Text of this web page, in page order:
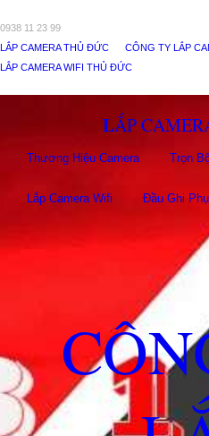
0938 11 23 99
LẮP CAMERA THỦ ĐỨC
CÔNG TY LẮP
LẮP CAMERA WIFI THỦ ĐỨC
LẮP
Thương Hiệu Camera Trọn
Lắp Camera Wifi Đầu Ghi